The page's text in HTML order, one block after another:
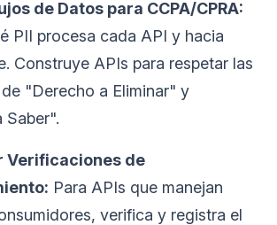
de Datos para CCPA/CPRA:
PII procesa cada API y hacia
Construye APIs para respetar las
"Derecho a Eliminar" y
Saber".
Verificaciones de
Para APIs que manejan
verifica y registra el